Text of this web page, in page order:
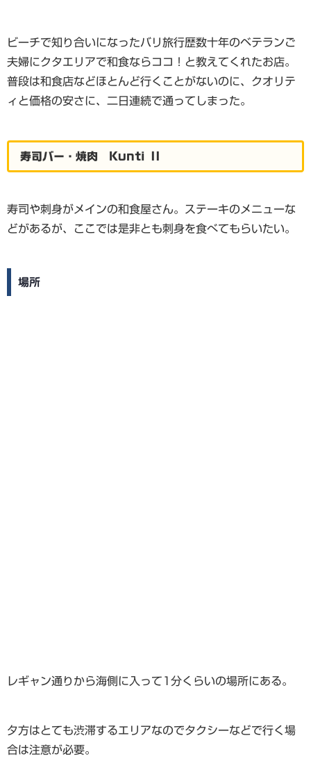
ビーチで知り合いになったバリ旅行歴数十年のベテランご
夫婦にクタエリアで和食ならココ！と教えてくれたお店。
普段は和食店などほとんど行くことがないのに、クオリテ
ィと価格の安さに、二日連続で通ってしまった。
寿司バー・焼肉 Kunti II
寿司や刺身がメインの和食屋さん。ステーキのメニューな
どがあるが、ここでは是非とも刺身を食べてもらいたい。
場所
レギャン通りから海側に入って1分くらいの場所にある。
夕方はとても渋滞するエリアなのでタクシーなどで行く場
合は注意が必要。